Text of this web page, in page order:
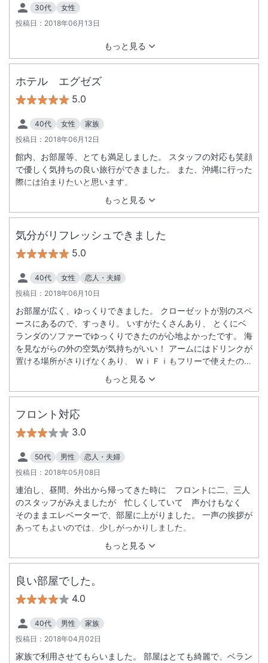
からないと言って早めにスタッフ変更するなど、きっちり対応
していただきたかったです。 それを除くと本当にいい旅、いい
ホテル、いいスタッフでした。 またぜひ行きたいです。
30代
女性
投稿日： 2018年06月13日
もっと見る
ホテル エグゼズ
5.0
40代 女性
家族
投稿日： 2018年06月12日
もっと見る
館内、お部屋等、とても満足しました。 スタッフの対応も笑顔
で優しく気持ちの良い旅行ができました。 また、沖縄に行った
際には泊まりたいと思います。
気分がリフレッシュできました
5.0
40代 女性
恋人・夫婦
投稿日： 2018年06月10日
もっと見る
お部屋が広く、ゆっくりできました。 クローゼットが別のスペ
ースにあるので、すっきり。 いすがたくさんあり、 とくにベ
ランダのソファーでゆっくりできたのが心地よかったです。 海
を見ながらの外の空気が気持ちがいい！ アームにはドリンクが
置ける場所がさりげなくあり、 ＷｉＦｉもフリーで使えたの
で、プランを立てたり、のんびりしました。 お風呂も広くてゆ
ったり～～～。 朝食のメニューも多く、食べきれないほどで満
足しました。 人気のエッグベネディクトのひき肉もおいしくて
ちょっとびっくりしました。 地元の料理があるのがうれしかっ
しました。友達にも勧めたいです。
フロント対応
3.0
50代 男性
恋人・夫婦
投稿日： 2018年05月08日
もっと見る
連泊し、昼間、外出から帰ってきた時に フロントに二、三人
のスタッフがみえましたが 忙しくしていて 声かけもなく
そのままエレベーターで、部屋に上がりました。 一声の挨拶が
あってもよいのでは、少しがっかりしました。
良い部屋でした。
4.0
40代 男性
家族
投稿日： 2018年04月02日
家族で利用させてもらいました。 部屋はとても綺麗で、ベラン